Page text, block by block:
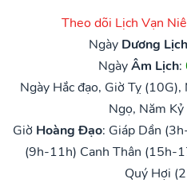
Theo dõi Lịch Vạn
Ngày Dương Lịch
NgàyÂm Lịch:
Ngày Hắc đạo, Giờ Tỵ
Ngọ, Năm
Giờ Hoàng Đạo: Giáp Dần
(9h-11h) Canh Thân (15h-
Quý Hợi